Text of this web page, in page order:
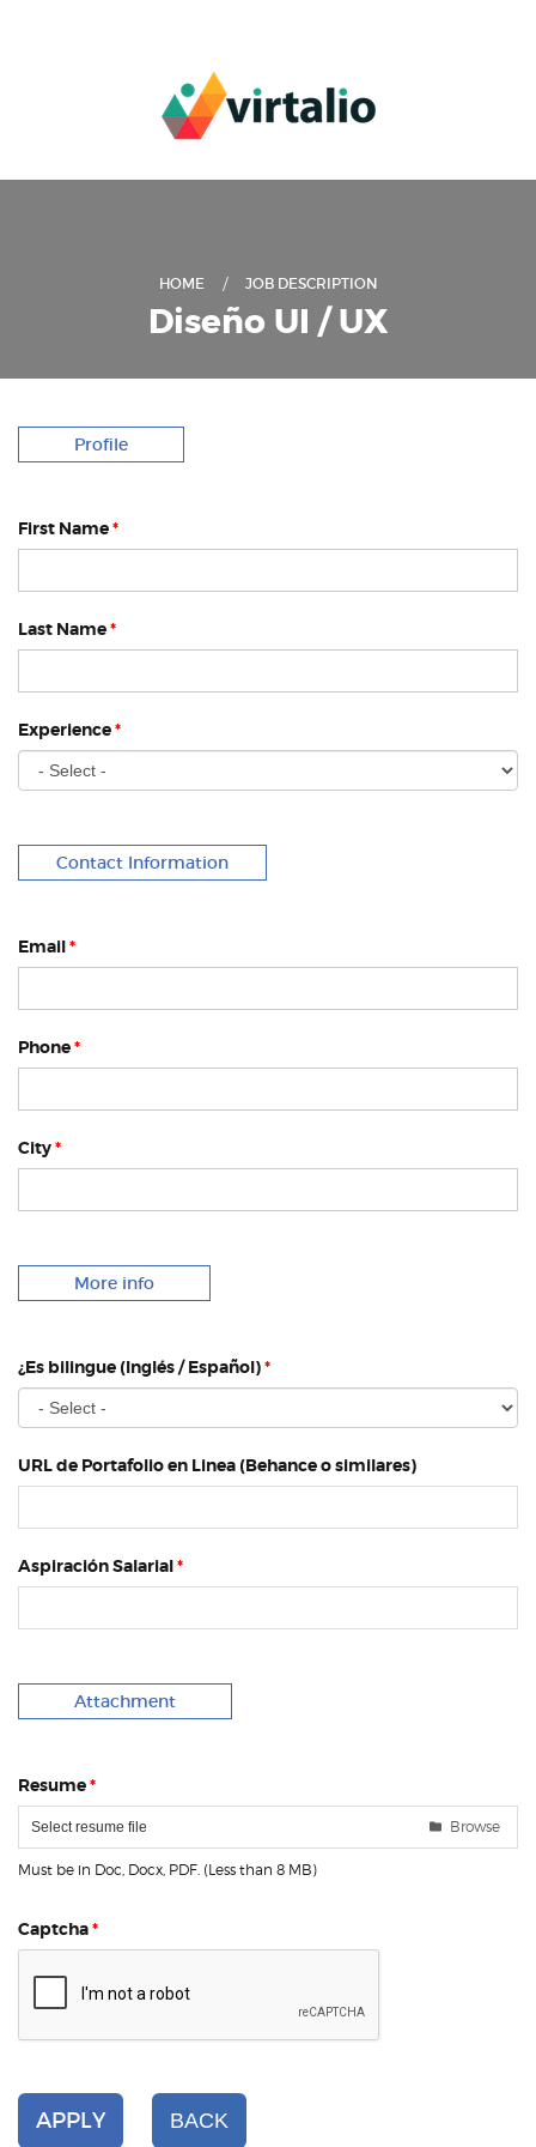
HOME JOB DESCRIPTION
Diseño UI / UX
Profile
First Name*
Last Name*
Experience*
Contact Information
Email*
Phone*
City*
More info
¿Es bilingue (Inglés / Español)*
URL de Portafolio en Linea (Behance o similares)
Aspiración Salarial*
Attachment
Resume*
Select resume file Browse
Must be in Doc, Docx, PDF. (Less than 8 MB)
Captcha*
APPLY BACK